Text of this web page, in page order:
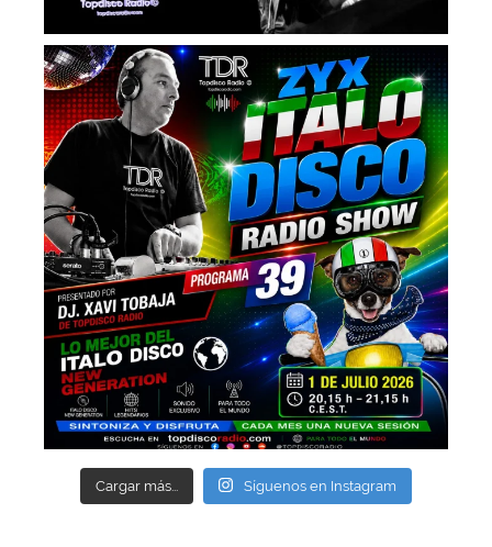
Cargar más... Síguenos en Instagram